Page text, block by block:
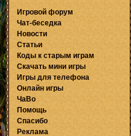
Игровой форум
Чат-беседка
Новости
Статьи
Коды к старым играм
Скачать мини игры
Игры для телефона
Онлайн игры
ЧаВо
Помощь
Спасибо
Реклама